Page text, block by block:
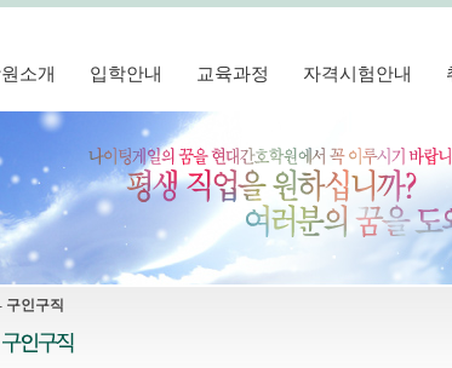
소개 입학안내 교육과정 자격시험안내
구인구직